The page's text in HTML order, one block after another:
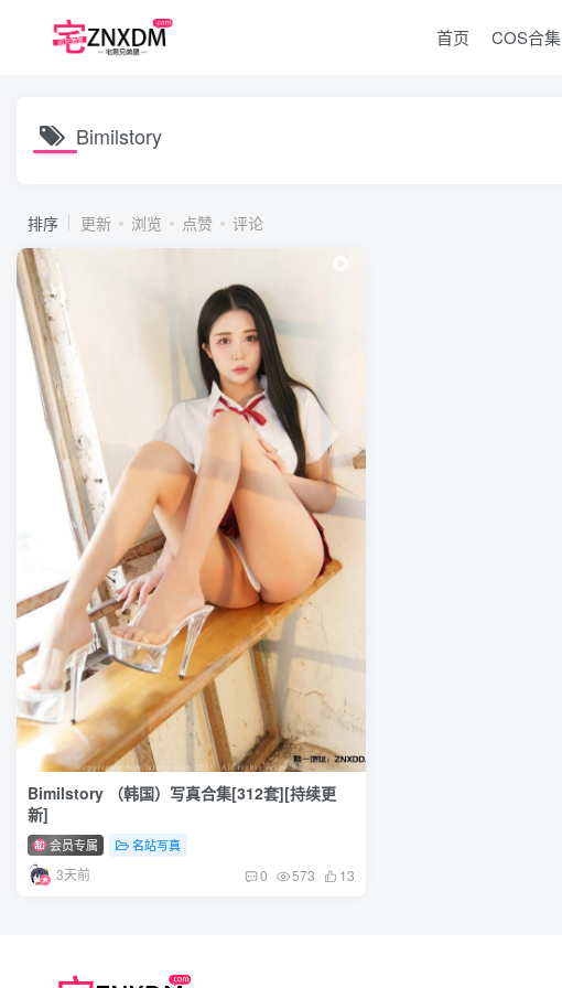
首页 COS合集
Bimilstory
排序 更新 浏览 点赞 评论
Bimilstory （韩国）写真合集[312套][持续更
新]
会员专属 名站写真
3天前 0 573 13